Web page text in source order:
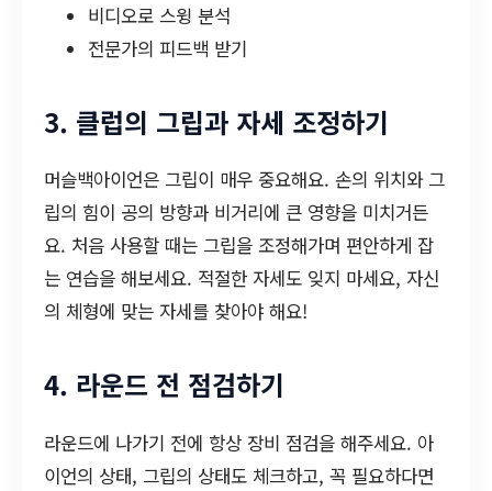
비디오로 스윙 분석
전문가의 피드백 받기
3. 클럽의 그립과 자세 조정하기
머슬백아이언은 그립이 매우 중요해요. 손의 위치와 그
립의 힘이 공의 방향과 비거리에 큰 영향을 미치거든
요. 처음 사용할 때는 그립을 조정해가며 편안하게 잡
는 연습을 해보세요. 적절한 자세도 잊지 마세요, 자신
의 체형에 맞는 자세를 찾아야 해요!
4. 라운드 전 점검하기
라운드에 나가기 전에 항상 장비 점검을 해주세요. 아
이언의 상태, 그립의 상태도 체크하고, 꼭 필요하다면